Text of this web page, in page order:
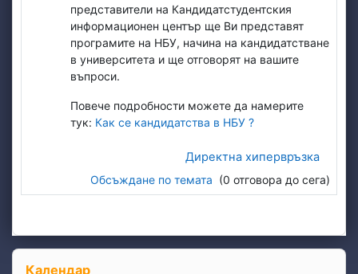
представители на Кандидатстудентския
информационен център ще Ви представят
програмите на НБУ, начина на кандидатстване
в университета и ще отговорят на вашите
въпроси.
Повече подробности можете да намерите
тук: Как се кандидатства в НБУ ?
Директна хипервръзка
Обсъждане по темата (0 отговора до сега)
Блокове
Прескочи Календар
Календар